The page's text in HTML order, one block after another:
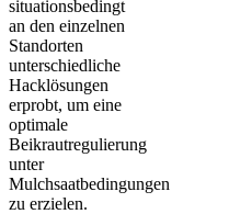
situationsbedingt
an den einzelnen
Standorten
unterschiedliche
Hacklösungen
erprobt, um eine
optimale
Beikrautregulierung
unter
Mulchsaatbedingungen
zu erzielen.